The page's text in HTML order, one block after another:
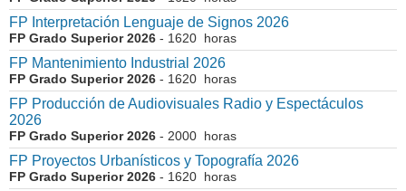
FP Interpretación Lenguaje de Signos 2026
FP Grado Superior 2026 - 1620 horas
FP Mantenimiento Industrial 2026
FP Grado Superior 2026 - 1620 horas
FP Producción de Audiovisuales Radio y Espectáculos
2026
FP Grado Superior 2026 - 2000 horas
FP Proyectos Urbanísticos y Topografía 2026
FP Grado Superior 2026 - 1620 horas